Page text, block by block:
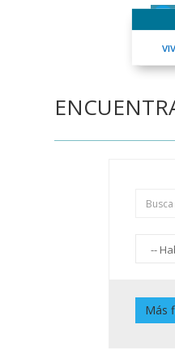
--
Piscina
Más